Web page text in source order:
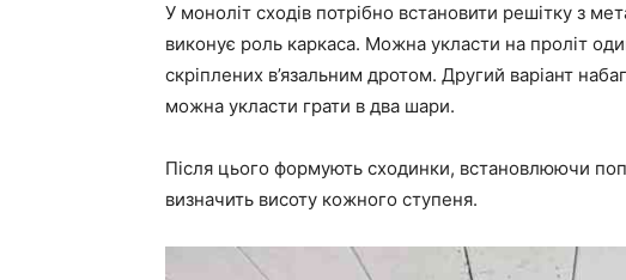
У моноліт сходів потрібно встановити решітку з
виконує роль каркаса. Можна укласти на проліт
скріплених в’язальним дротом. Другий варіант
можна укласти грати в два шари.
Після цього формують сходинки, встановлюючи
визначить висоту кожного ступеня.